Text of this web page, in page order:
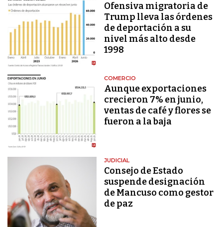
Ofensiva migratoria de
Trump lleva las órdenes
de deportación a su
nivel más alto desde
1998
COMERCIO
Aunque exportaciones
crecieron 7% en junio,
ventas de café y flores se
fueron a la baja
JUDICIAL
Consejo de Estado
suspende designación
de Mancuso como gestor
de paz